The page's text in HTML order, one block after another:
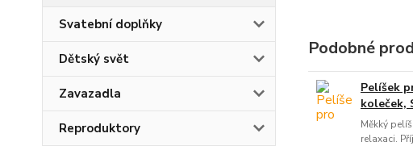
Svatební doplňky
Dětský svět
Zavazadla
Reproduktory
Podobné
Pelíšek
koleček,
Měkký
relaxaci.